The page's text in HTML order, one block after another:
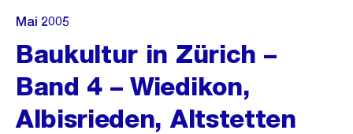
Mai 2005
Baukultur in Zürich –
Band 4 – Wiedikon,
Albisrieden, Altstetten